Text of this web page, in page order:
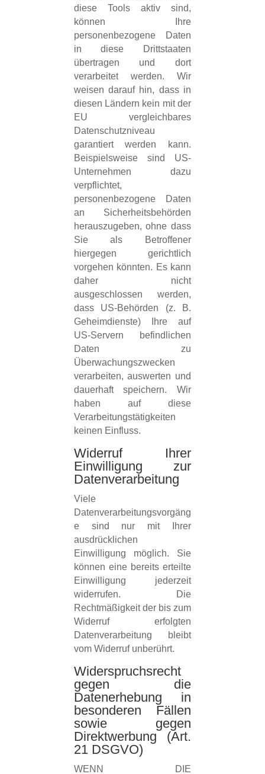
diese Tools aktiv sind,
können Ihre
personenbezogene Daten
in diese Drittstaaten
übertragen und dort
verarbeitet werden. Wir
weisen darauf hin, dass in
diesen Ländern kein mit der
EU vergleichbares
Datenschutzniveau
garantiert werden kann.
Beispielsweise sind US-
Unternehmen dazu
verpflichtet,
personenbezogene Daten
an Sicherheitsbehörden
herauszugeben, ohne dass
Sie als Betroffener
hiergegen gerichtlich
vorgehen könnten. Es kann
daher nicht
ausgeschlossen werden,
dass US-Behörden (z. B.
Geheimdienste) Ihre auf
US-Servern befindlichen
Daten zu
Überwachungszwecken
verarbeiten, auswerten und
dauerhaft speichern. Wir
haben auf diese
Verarbeitungstätigkeiten
keinen Einfluss.
Widerruf Ihrer
Einwilligung zur
Datenverarbeitung
Viele
Datenverarbeitungsvorgäng
e sind nur mit Ihrer
ausdrücklichen
Einwilligung möglich. Sie
können eine bereits erteilte
Einwilligung jederzeit
widerrufen. Die
Rechtmäßigkeit der bis zum
Widerruf erfolgten
Datenverarbeitung bleibt
vom Widerruf unberührt.
Widerspruchsrecht
gegen die
Datenerhebung in
besonderen Fällen
sowie gegen
Direktwerbung (Art.
21 DSGVO)
WENN DIE